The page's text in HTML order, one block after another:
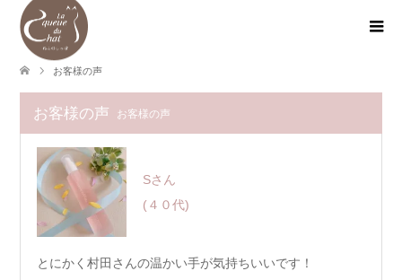
お客様の声
お客様の声 お客様の声
Sさん
(４０代)
とにかく村田さんの温かい手が気持ちいいです！